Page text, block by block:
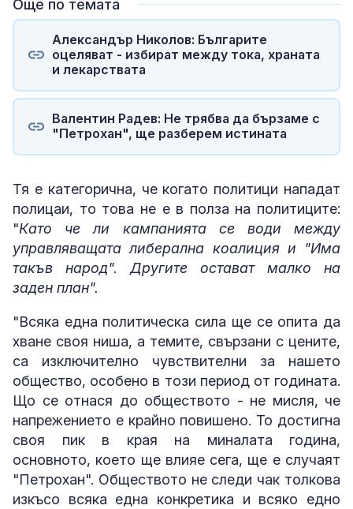
Още по темата
Александър Николов: Българите
оцеляват - избират между тока, храната
и лекарствата
Валентин Радев: Не трябва да бързаме с
"Петрохан", ще разберем истината
Тя е категорична, че когато политици нападат
полицаи, то това не е в полза на политиците:
"Като че ли кампанията се води между
управляващата либерална коалиция и "Има
такъв народ". Другите остават малко на
заден план".
"Всяка една политическа сила ще се опита да
хване своя ниша, а темите, свързани с цените,
са изключително чувствителни за нашето
общество, особено в този период от годината.
Що се отнася до обществото - не мисля, че
напрежението е крайно повишено. То достигна
своя пик в края на миналата година,
основното, което ще влияе сега, ще е случаят
"Петрохан". Обществото не следи чак толкова
изкъсо всяка една конкретика и всяко едно